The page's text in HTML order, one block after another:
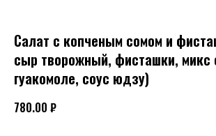
Салат с копченым сомом и
сыр творожный, фисташки, микс
гуакомоле, соус юдзу)
780.00 ₽